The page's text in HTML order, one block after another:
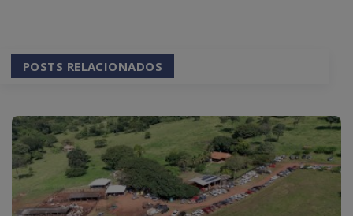
POSTS RELACIONADOS